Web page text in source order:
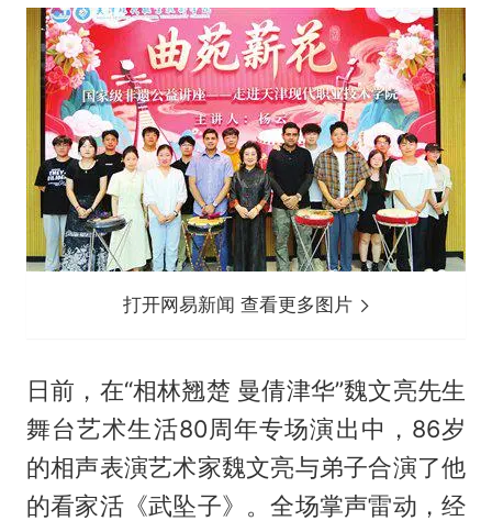
打开网易新闻 查看更多图片
日前，在“相林翘楚 曼倩津华”魏文亮先生
舞台艺术生活80周年专场演出中，86岁
的相声表演艺术家魏文亮与弟子合演了他
的看家活《武坠子》。全场掌声雷动，经